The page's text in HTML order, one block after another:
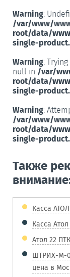
Warning:
/var/www/
root/data/
single-
Warning:
null in /var/
root/data/
single-
Warning:
/var/www/
root/data/
single-
Также
Касса
Касса
Атол 22
ШТРИХ-М-
цена в